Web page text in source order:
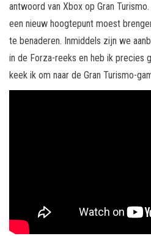
antwoord van Xbox op Gran
een nieuw hoogtepunt moest
te benaderen. Inmiddels zijn we
in de Forza-reeks en heb ik precies
keek ik om naar de Gran Turismo-